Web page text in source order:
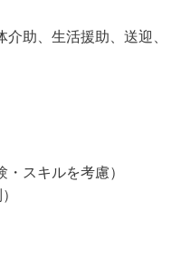
助、生活援助、送迎、
・スキルを考慮）